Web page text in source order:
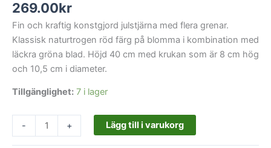
269.00kr
Fin och kraftig konstgjord julstjärna med flera grenar.
Klassisk naturtrogen röd färg på blomma i kombination med
läckra gröna blad. Höjd 40 cm med krukan som är 8 cm hög
och 10,5 cm i diameter.
Tillgänglighet: 7 i lager
- + Lägg till i varukorg